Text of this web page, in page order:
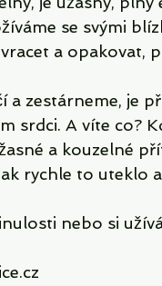
se svými
a opakovat,
a zestárneme, je
srdci. A víte co?
a kouzelné
rychle to uteklo
nebo si